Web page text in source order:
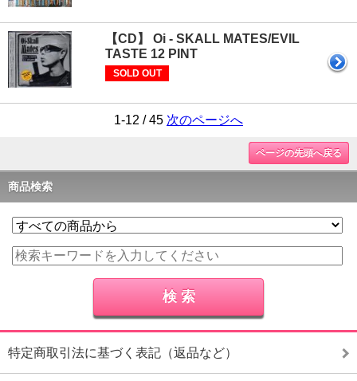
【CD】 Oi - SKALL MATES/EVIL
TASTE 12 PINT
SOLD OUT
1-12 / 45 次のページへ
ページの先頭へ戻る
商品検索
特定商取引法に基づく表記（返品など）